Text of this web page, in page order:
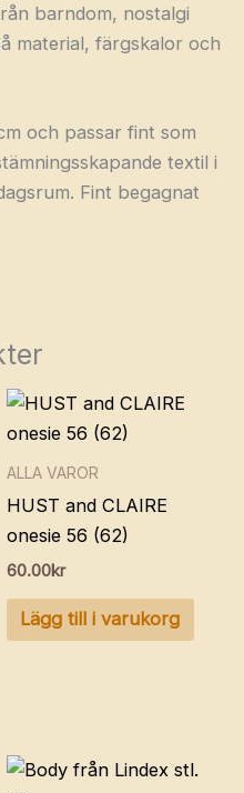
barndom, nostalgi
material, färgskalor och
och passar fint som
textil i
Fint begagnat
ALLA VAROR
HUST and CLAIRE
onesie 56 (62)
60.00kr
Lägg till i varukorg